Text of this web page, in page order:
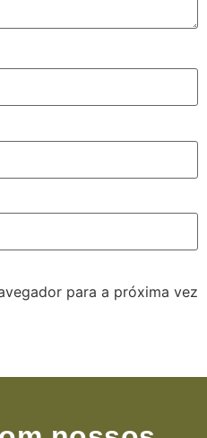
para a próxima vez